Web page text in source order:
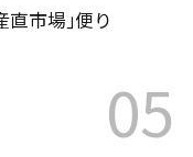
直市場｣便り
05